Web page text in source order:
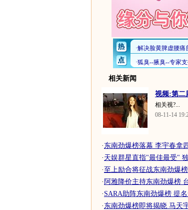
相关新闻
视频:第二
相关视?...
08-11-14
· 东南劲爆榜落幕 李宇春拿
· 天娱群星直指"最佳最受"
· 至上励合将征战东南劲爆
· 阿雅降价主持东南劲爆榜
· SARA助阵东南劲爆榜 提
· 东南劲爆榜即将揭晓 马天